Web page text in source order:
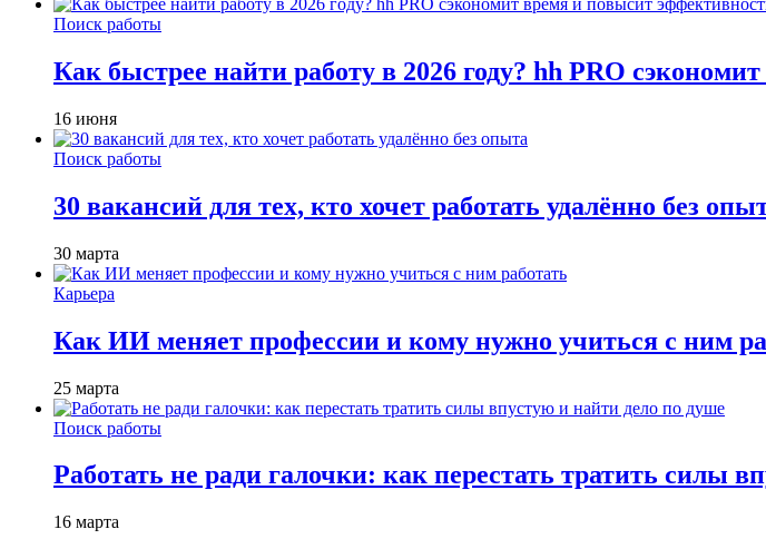
Поиск работы
Как быстрее найти работу в 2026 году? hh PRO
16 июня
Поиск работы
30 вакансий для тех, кто хочет работать удалённо без
30 марта
Карьера
Как ИИ меняет профессии и кому нужно учиться с ним
25 марта
Поиск работы
Работать не ради галочки: как перестать тратить силы
16 марта